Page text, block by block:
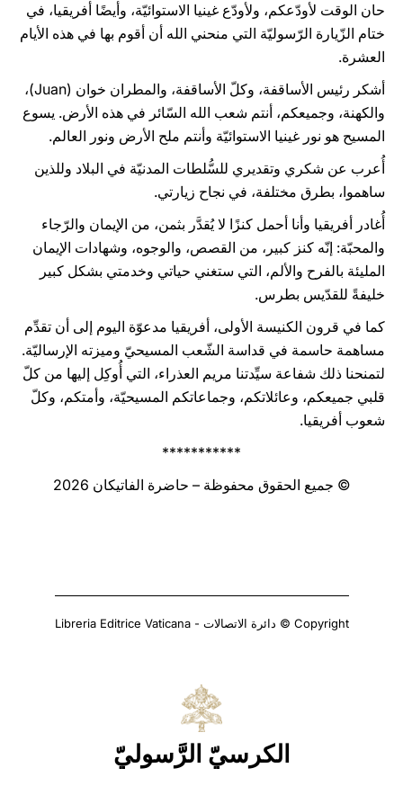
حان الوقت لأودّعكم، ولأودّع غينيا الاستوائيّة، وأيضًا أفريقيا، في
ختام الزّيارة الرّسوليّة التي منحني الله أن أقوم بها في هذه الأيام
العشرة.
أشكر رئيس الأساقفة، وكلّ الأساقفة، والمطران خوان (Juan)،
والكهنة، وجميعكم، أنتم شعب الله السّائر في هذه الأرض. يسوع
المسيح هو نور غينيا الاستوائيّة وأنتم ملح الأرض ونور العالم.
أُعرب عن شكري وتقديري للسُّلطات المدنيّة في البلاد وللذين
ساهموا، بطرق مختلفة، في نجاح زيارتي.
أُغادر أفريقيا وأنا أحمل كنزًا لا يُقدَّر بثمن، من الإيمان والرّجاء
والمحبّة: إنّه كنز كبير، من القصص، والوجوه، وشهادات الإيمان
المليئة بالفرح والألم، التي ستغني حياتي وخدمتي بشكل كبير
خليفةً للقدّيس بطرس.
كما في قرون الكنيسة الأولى، أفريقيا مدعوّة اليوم إلى أن تقدِّم
مساهمة حاسمة في قداسة الشّعب المسيحيّ وميزته الإرساليّة.
لتمنحنا ذلك شفاعة سيِّدتنا مريم العذراء، التي أُوكِل إليها من كلّ
قلبي جميعكم، وعائلاتكم، وجماعاتكم المسيحيّة، وأمتكم، وكلّ
شعوب أفريقيا.
***********
© جميع الحقوق محفوظة – حاضرة الفاتيكان 2026
Copyright © دائرة الاتصالات - Libreria Editrice Vaticana
الكرسيّ الرَّسوليّ